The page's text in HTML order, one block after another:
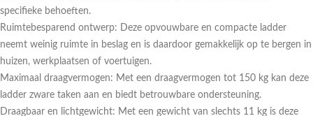
specifieke behoeften.
Ruimtebesparend ontwerp: Deze opvouwbare en compacte ladder
neemt weinig ruimte in beslag en is daardoor gemakkelijk op te bergen in
huizen, werkplaatsen of voertuigen.
Maximaal draagvermogen: Met een draagvermogen tot 150 kg kan deze
ladder zware taken aan en biedt betrouwbare ondersteuning.
Draagbaar en lichtgewicht: Met een gewicht van slechts 11 kg is deze